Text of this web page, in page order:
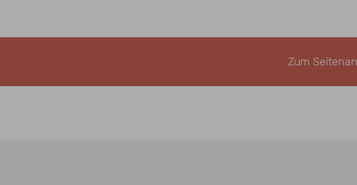
Zum